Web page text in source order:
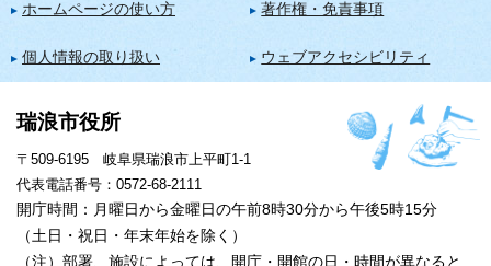
ホームページの使い方 著作権・免責事項
個人情報の取り扱い ウェブアクセシビリティ
瑞浪市役所
〒509-6195 岐阜県瑞浪市上平町1-1
代表電話番号：0572-68-2111
開庁時間：月曜日から金曜日の午前8時30分から午後5時15分
（土日・祝日・年末年始を除く）
（注）部署、施設によっては、開庁・開館の日・時間が異なると